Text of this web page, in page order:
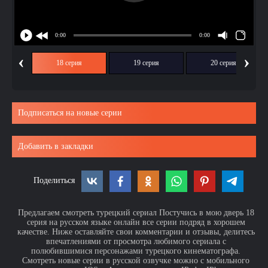
‹ 18 серия 19 серия 20 серия ›
Подписаться на новые серии
Добавить в закладки
Поделиться
Предлагаем смотреть турецкий сериал Постучись в мою дверь 18
серия на русском языке онлайн все серии подряд в хорошем
качестве. Ниже оставляйте свои комментарии и отзывы, делитесь
впечатлениями от просмотра любимого сериала с
полюбившимися персонажами турецкого кинематографа.
Смотреть новые серии в русской озвучке можно с мобильного